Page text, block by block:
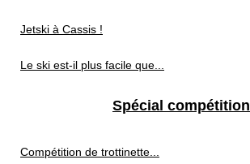
Jetski à Cassis !
Le ski est-il plus facile que...
Spécial compétition
Compétition de trottinette...